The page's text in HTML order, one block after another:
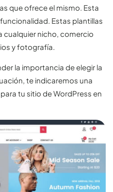
que ofrece el mismo. Esta
Estas plantillas
cualquier nicho, comercio
y fotografía.
la importancia de elegir la
te indicaremos una
tu sitio de WordPress en